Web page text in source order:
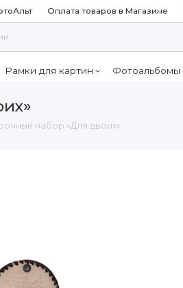
Оплата товаров в Магазине
Рамки для картин Фотоальбомы
набор «Для двоих»